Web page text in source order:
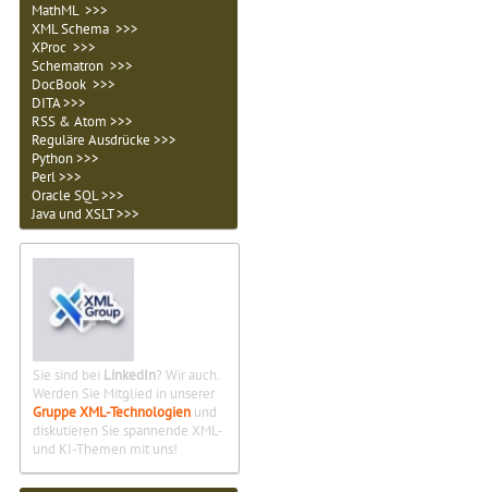
MathML >>>
XML Schema >>>
XProc >>>
Schematron >>>
DocBook >>>
DITA >>>
RSS & Atom >>>
Reguläre Ausdrücke >>>
Python >>>
Perl >>>
Oracle SQL >>>
Java und XSLT >>>
Sie sind bei LinkedIn? Wir auch.
Werden Sie Mitglied in unserer
Gruppe XML-Technologien und
diskutieren Sie spannende XML-
und KI-Themen mit uns!